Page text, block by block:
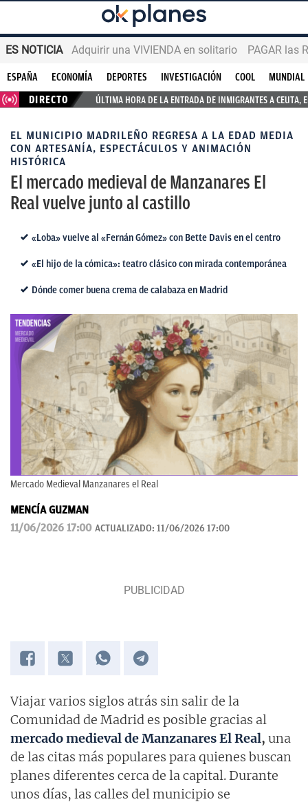
ES NOTICIA Adquirir una VIVIENDA en solitario PAGAR las
ESPAÑA ECONOMÍA DEPORTES INVESTIGACIÓN COOL
MUNDIAL
DIRECTO
ÚLTIMA HORA DE LA ENTRADA DE INMIGRANTES A CEUTA,
EL MUNICIPIO MADRILEÑO REGRESA A LA EDAD MEDIA
CON ARTESANÍA, ESPECTÁCULOS Y ANIMACIÓN
HISTÓRICA
El mercado medieval de Manzanares El
Real vuelve junto al castillo
«Loba» vuelve al «Fernán Gómez» con Bette Davis en el centro
«El hijo de la cómica»: teatro clásico con mirada contemporánea
Dónde comer buena crema de calabaza en Madrid
Mercado Medieval Manzanares el Real
MENCÍA GUZMAN
11/06/2026 17:00 ACTUALIZADO: 11/06/2026 17:00
Viajar varios siglos atrás sin salir de la
Comunidad de Madrid es posible gracias al
mercado medieval de Manzanares El Real, una
de las citas más populares para quienes buscan
planes diferentes cerca de la capital. Durante
unos días, las calles del municipio se